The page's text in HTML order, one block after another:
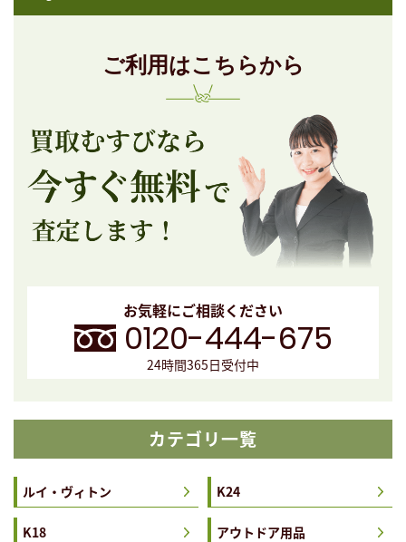
ご利用はこちらから
お気軽にご相談ください
0120-444-675
24時間365日受付中
カテゴリ一覧
ルイ・ヴィトン K24
K18 アウトドア用品